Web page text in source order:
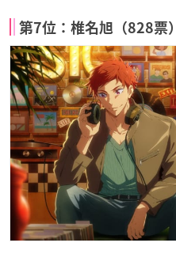
第7位：椎名旭（828票）